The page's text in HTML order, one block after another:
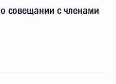
совещании с членами